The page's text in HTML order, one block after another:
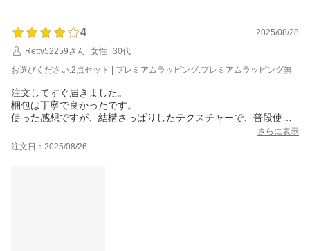
4
2025/08/28
Retty52259さん
女性
30代
お選びください:2点セット | プレミアムラッピング:プレミアムラッピング無
注文してすぐ届きました。
梱包は丁寧で良かったです。
使った感想ですが、結構さっぱりしたテクスチャーで、普段使っ
ているミルボンと比較すると少し物足りなさを感じます。
ただ髪の毛はサラサラになるので、今後継続して使っていきたい
さらに表示
注文日：2025/08/26